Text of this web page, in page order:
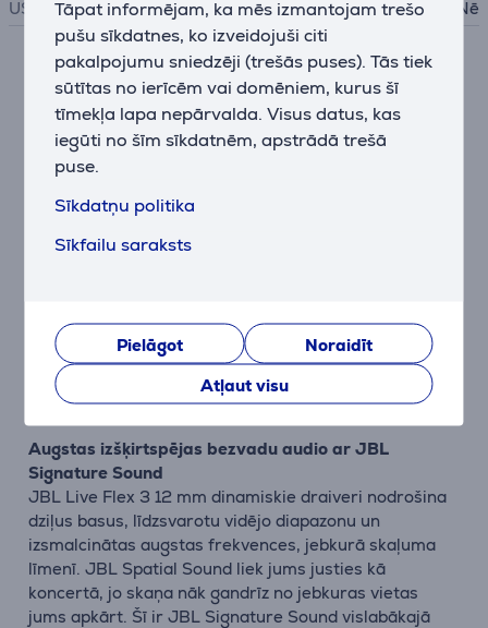
Tāpat informējam, ka mēs izmantojam trešo
pušu sīkdatnes, ko izveidojuši citi
pakalpojumu sniedzēji (trešās puses). Tās tiek
sūtītas no ierīcēm vai domēniem, kurus šī
tīmekļa lapa nepārvalda. Visus datus, kas
iegūti no šīm sīkdatnēm, apstrādā trešā
puse.
Sīkdatņu politika
Sīkfailu saraksts
Pielāgot
Noraidīt
Atļaut visu
USB PD Nē
Apraksts
Ļaujiet savai dienai izklausīties pārsteidzoši
JBL Live Flex 3 bezvadu, trokšņus slāpējošās, atvērtā
pielāgojamu skaņu, nekad neskatoties tālrunī. Smart
vadīt mūziku, veikt zvanus un pat pielāgot
Sound. Savā klasē labākā trokšņu slāpēšana un
telpiskā skaņa padara filmas un mūziku patiesi
aizraujošas.
Augstas izšķirtspējas bezvadu audio ar JBL
Signature Sound
JBL Live Flex 3 12 mm dinamiskie draiveri nodrošina
dziļus basus, līdzsvarotu vidējo diapazonu un
izsmalcinātas augstas frekvences, jebkurā skaļuma
līmenī. JBL Spatial Sound liek jums justies kā
koncertā, jo skaņa nāk gandrīz no jebkuras vietas
jums apkārt. Šī ir JBL Signature Sound vislabākajā